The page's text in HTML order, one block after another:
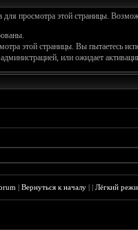
для просмотра этой страницы.
этой страницы. Вы пытаетесь
или ожидает
|Вернуться к началу ||Лёгкий